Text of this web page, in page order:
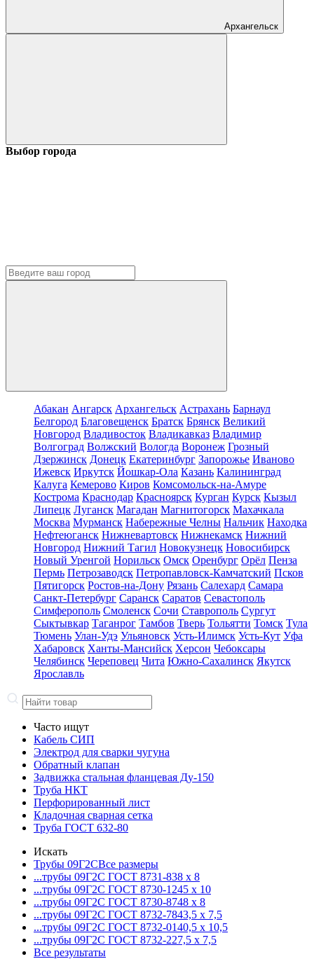
Архангельск
Выбор города
Абакан Ангарск Архангельск Астрахань Барнаул
Белгород Благовещенск Братск Брянск Великий
Новгород Владивосток Владикавказ Владимир
Волгоград Волжский Вологда Воронеж Грозный
Дзержинск Донецк Екатеринбург Запорожье Иваново
Ижевск Иркутск Йошкар-Ола Казань Калининград
Калуга Кемерово Киров Комсомольск-на-Амуре
Кострома Краснодар Красноярск Курган Курск Кызыл
Липецк Луганск Магадан Магнитогорск Махачкала
Москва Мурманск Набережные Челны Нальчик Находка
Нефтеюганск Нижневартовск Нижнекамск Нижний
Новгород Нижний Тагил Новокузнецк Новосибирск
Новый Уренгой Норильск Омск Оренбург Орёл Пенза
Пермь Петрозаводск Петропавловск-Камчатский Псков
Пятигорск Ростов-на-Дону Рязань Салехард Самара
Санкт-Петербург Саранск Саратов Севастополь
Симферополь Смоленск Сочи Ставрополь Сургут
Сыктывкар Таганрог Тамбов Тверь Тольятти Томск Тула
Тюмень Улан-Удэ Ульяновск Усть-Илимск Усть-Кут Уфа
Хабаровск Ханты-Мансийск Херсон Чебоксары
Челябинск Череповец Чита Южно-Сахалинск Якутск
Ярославль
Часто ищут
Кабель СИП
Электрод для сварки чугуна
Обратный клапан
Задвижка стальная фланцевая Ду-150
Труба НКТ
Перфорированный лист
Кладочная сварная сетка
Труба ГОСТ 632-80
Искать
Трубы 09Г2СВсе размеры
...трубы 09Г2С ГОСТ 8731-838 x 8
...трубы 09Г2С ГОСТ 8730-1245 x 10
...трубы 09Г2С ГОСТ 8730-8748 x 8
...трубы 09Г2С ГОСТ 8732-7843,5 x 7,5
...трубы 09Г2С ГОСТ 8732-0140,5 x 10,5
...трубы 09Г2С ГОСТ 8732-227,5 x 7,5
Все результаты